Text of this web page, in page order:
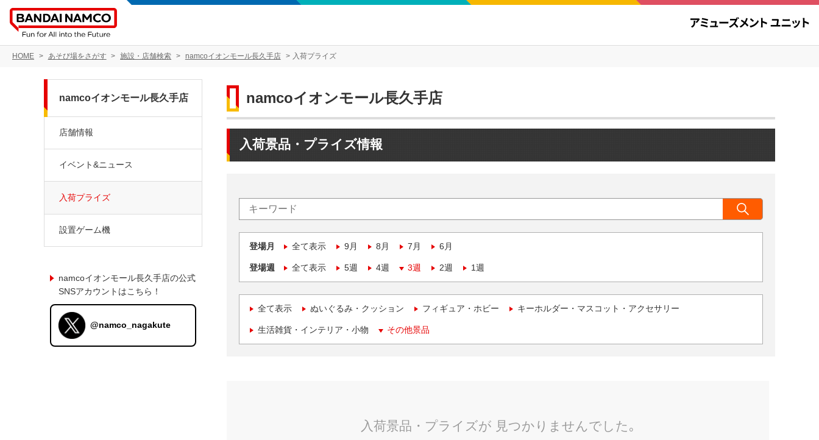
HOME あそび場をさがす 施設・店舗検索 namcoイオンモール長久手店 入荷プライズ
namcoイオンモール長久手店
入荷景品・プライズ情報
登場月 全て表示 9月 8月 7月 6月
登場週 全て表示 5週 4週 3週 2週 1週
全て表示 ぬいぐるみ・クッション フィギュア・ホビー キーホルダー・マスコット・アクセサリー
生活雑貨・インテリア・小物 その他景品
namcoイオンモール長久手店
店舗情報
イベント&ニュース
入荷プライズ
設置ゲーム機
namcoイオンモール長久手店の公式
SNSアカウントはこちら！
@namco_nagakute